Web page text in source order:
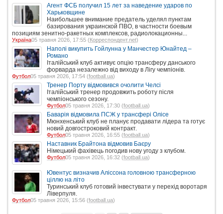
Агент ФСБ получил 15 лет за наведение ударов по
Харьковщине
Наибольшее внимание предатель уделял пунктам
базирования украинской ПВО, в частности боевым
позициям зенитно-ракетных комплексов, радиолокационны...
Україна05 травня 2026, 17:55 (Корреспондент.net)
Наполі викупить Гойлунна у Манчестер Юнайтед –
Романо
Італійський клуб активує опцію трансферу данського
форварда незалежно від виходу в Лігу чемпіонів.
Футбол05 травня 2026, 17:54 (football.ua)
Тренер Порту відмовився очолити Челсі
Італійський тренер продовжить роботу після
чемпіонського сезону.
Футбол05 травня 2026, 17:30 (football.ua)
Баварія відмовила ПСЖ у трансфері Олісе
Мюнхенський клуб не планує продавати лідера та готує
новий довгостроковий контракт.
Футбол05 травня 2026, 16:55 (football.ua)
Наставник Брайтона відмовив Баєру
Німецький фахівець погодив нову угоду з клубом.
Футбол05 травня 2026, 16:32 (football.ua)
Ювентус визначив Аліссона головною трансферною
ціллю на літо
Туринський клуб готовий інвестувати у перехід воротаря
Ліверпуля.
Футбол05 травня 2026, 15:56 (football.ua)